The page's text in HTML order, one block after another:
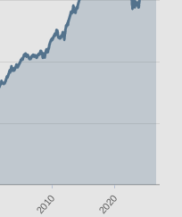
2010 2020